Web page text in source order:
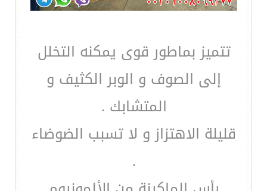
تتميز بماطور قوى يمكنه التخلل
إلى الصوف و الوبر الكثيف و
المتشابك .
قليلة الاهتزاز و لا تسبب الضوضاء
.